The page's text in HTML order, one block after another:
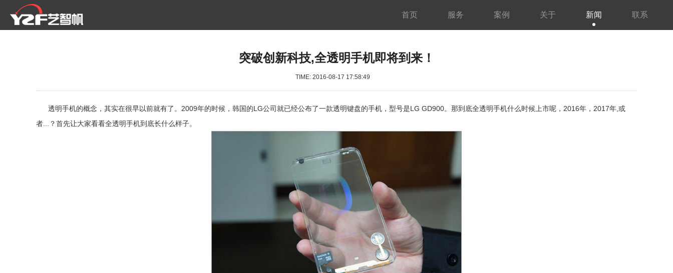
首页 服务 案例 关于 新闻 联系
突破创新科技,全透明手机即将到来！
TIME: 2016-08-17 17:58:49
透明手机的概念，其实在很早以前就有了。2009年的时候，韩国的LG公司就已经公布了一款透明键盘的手机，型号是LG GD900。那到底全透明手机什么时候上市呢，2016年，2017年,或
者...？首先让大家看看全透明手机到底长什么样子。